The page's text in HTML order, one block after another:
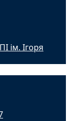
ім. Ігоря